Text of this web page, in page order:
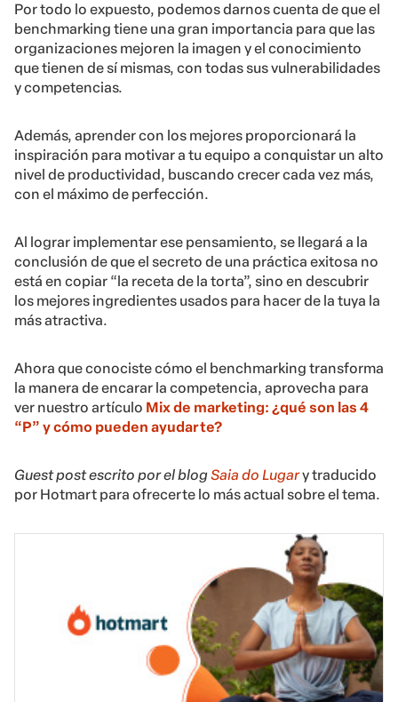
Por todo lo expuesto, podemos darnos cuenta de que el
benchmarking tiene una gran importancia para que las
organizaciones mejoren la imagen y el conocimiento
que tienen de sí mismas, con todas sus vulnerabilidades
y competencias.
Además, aprender con los mejores proporcionará la
inspiración para motivar a tu equipo a conquistar un alto
nivel de productividad, buscando crecer cada vez más,
con el máximo de perfección.
Al lograr implementar ese pensamiento, se llegará a la
conclusión de que el secreto de una práctica exitosa no
está en copiar “la receta de la torta”, sino en descubrir
los mejores ingredientes usados para hacer de la tuya la
más atractiva.
Ahora que conociste cómo el benchmarking transforma
la manera de encarar la competencia, aprovecha para
ver nuestro artículo Mix de marketing: ¿qué son las 4
“P” y cómo pueden ayudarte?
Guest post escrito por el blogSaia do Lugary traducido
por Hotmart para ofrecerte lo más actual sobre el tema.